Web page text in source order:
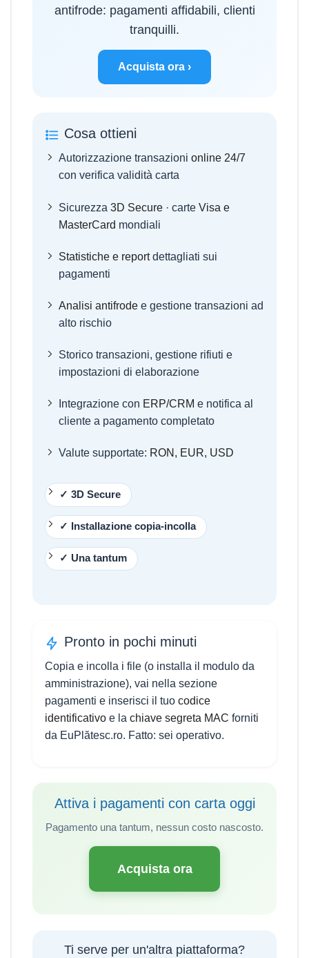
antifrode: pagamenti affidabili, clienti
tranquilli.
Acquista ora ›
Cosa ottieni
Autorizzazione transazionionline 24/7
con verifica validità carta
Sicurezza3D Secure · carteVisa e
MasterCard mondiali
Statistiche e reportdettagliati sui
pagamenti
Analisi antifrode e gestione transazioni ad
alto rischio
Storico transazioni, gestione rifiuti e
impostazioni di elaborazione
Integrazione con ERP/CRM e notifica al
cliente a pagamento completato
Valute supportate: RON, EUR, USD
✓ 3D Secure
✓ Installazione copia-incolla
✓ Una tantum
Pronto in pochi minuti
Copia e incolla i file (o installa il modulo da
amministrazione), vai nella sezione
pagamenti e inserisci il tuocodice
identificativo e lachiave segreta MAC forniti
da EuPlătesc.ro. Fatto: sei operativo.
Attiva i pagamenti con carta oggi
Pagamento una tantum, nessun costo nascosto.
Acquista ora
Ti serve per un'altra piattaforma?